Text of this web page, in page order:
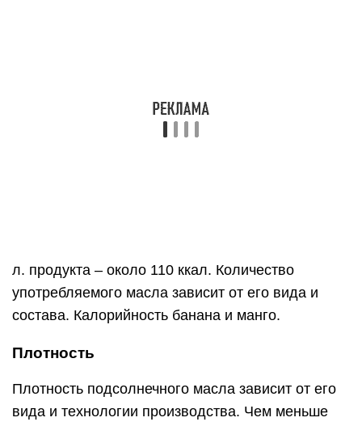
жидкости при температуре 10 градусов – 922-930
кг/м3.
подсолнечного масла зависит от его вида и